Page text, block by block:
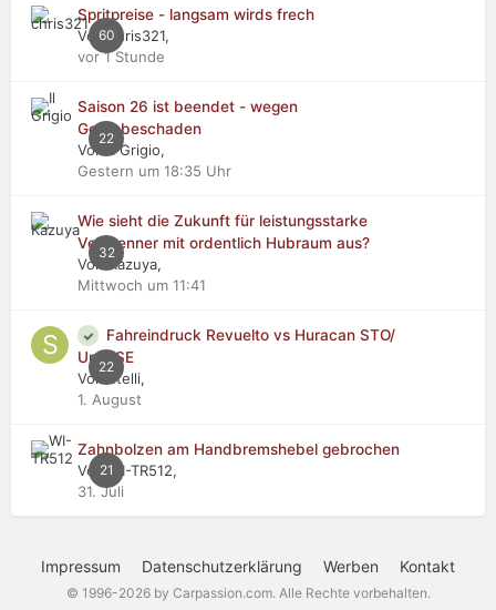
60
Spritpreise - langsam wirds frech
Von chris321,
vor 1 Stunde
22
Saison 26 ist beendet - wegen
Getriebeschaden
Von Il Grigio,
Gestern um 18:35 Uhr
32
Wie sieht die Zukunft für leistungsstarke
Verbrenner mit ordentlich Hubraum aus?
Von Kazuya,
Mittwoch um 11:41
22
Fahreindruck Revuelto vs Huracan STO/
Urus SE
Von stelli,
1. August
21
Zahnbolzen am Handbremshebel gebrochen
Von WI-TR512,
31. Juli
Impressum Datenschutzerklärung Werben Kontakt
© 1996-2026 by Carpassion.com. Alle Rechte vorbehalten.